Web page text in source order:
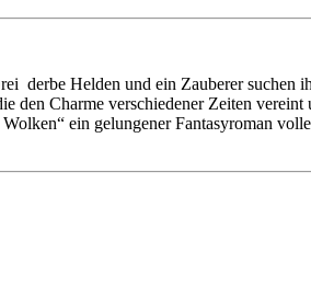
derbe Helden und ein Zauberer suchen
den Charme verschiedener Zeiten vereint
ein gelungener Fantasyroman